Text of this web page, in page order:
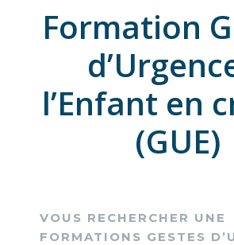
Formation
l’Enfant en
(GUE)
VOUS RECHERCHER UNE
FORMATIONS GESTES